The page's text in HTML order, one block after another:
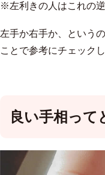
※左利きの人はこれの逆
左手か右手か、という
ことで参考にチェック
良い手相って